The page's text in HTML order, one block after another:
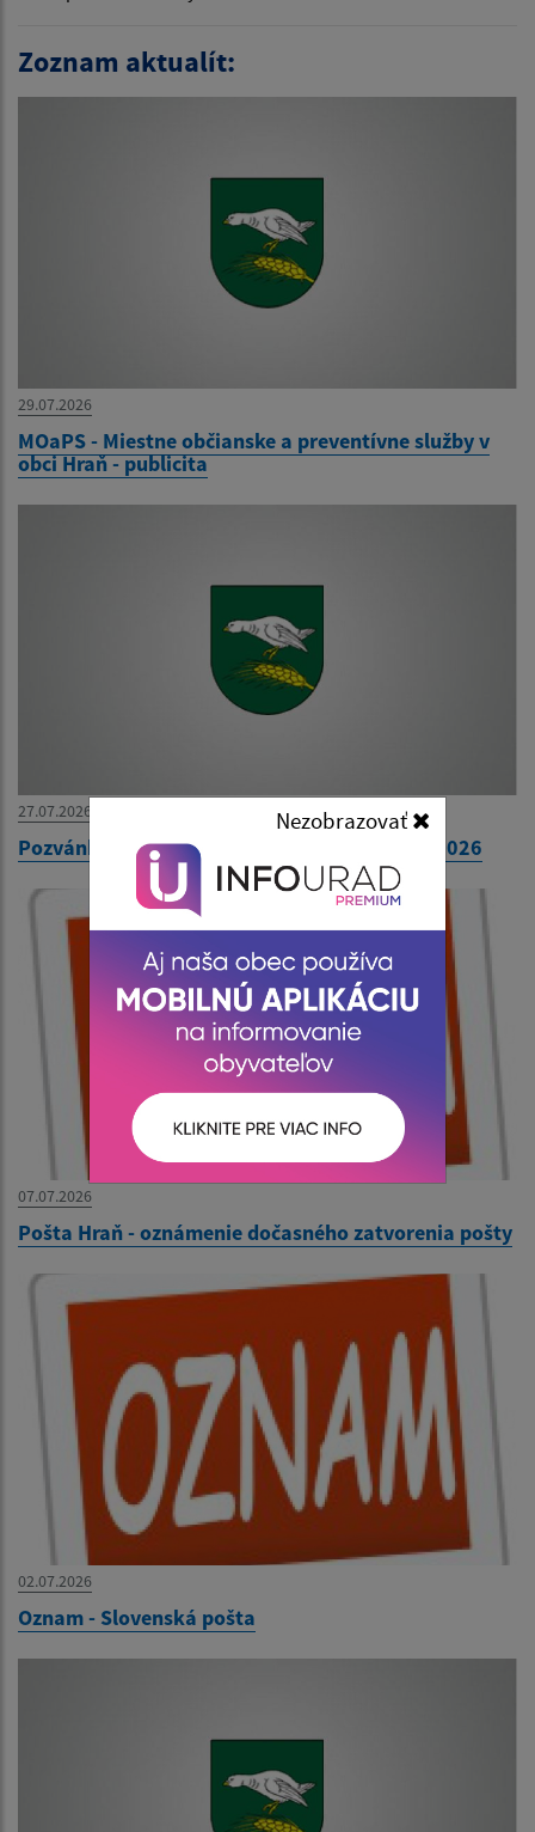
Zoznam aktualít:
29.07.2026
MOaPS - Miestne občianske a preventívne služby v
obci Hraň - publicita
27.07.2026
Pozvánka na 31. zasadnutie OZ dňa 30. júla 2026
07.07.2026
Pošta Hraň - oznámenie dočasného zatvorenia pošty
02.07.2026
Oznam - Slovenská pošta
Nezobrazovať